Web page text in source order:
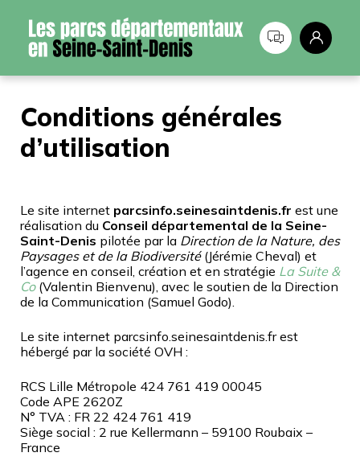
Conditions générales
d’utilisation
Le site internet parcsinfo.seinesaintdenis.fr est une
réalisation du Conseil départemental de la Seine-
Saint-Denis pilotée par la Direction de la Nature, des
Paysages et de la Biodiversité(Jérémie Cheval) et
l’agence en conseil, création et en stratégie La Suite &
Co(Valentin Bienvenu), avec le soutien de la Direction
de la Communication (Samuel Godo).
Le site internet parcsinfo.seinesaintdenis.fr est
hébergé par la société OVH :
RCS Lille Métropole 424 761 419 00045
Code APE 2620Z
N° TVA : FR 22 424 761 419
Siège social : 2 rue Kellermann – 59100 Roubaix –
France